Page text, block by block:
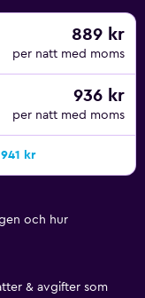
889 kr
per natt med moms
936 kr
per natt med moms
kr
och hur
& avgifter som